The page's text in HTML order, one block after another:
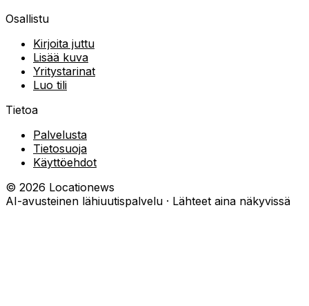
Osallistu
Kirjoita juttu
Lisää kuva
Yritystarinat
Luo tili
Tietoa
Palvelusta
Tietosuoja
Käyttöehdot
© 2026 Locationews
AI-avusteinen lähiuutispalvelu · Lähteet aina näkyvissä